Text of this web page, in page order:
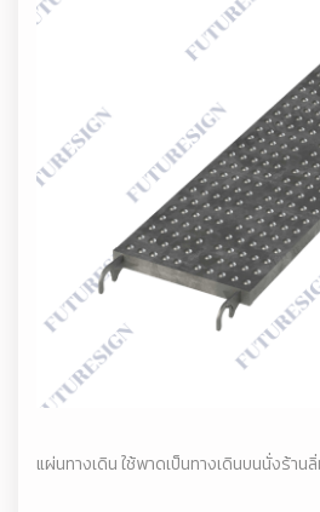
แผ่นทางเดิน ใช้พาดเป็นทางเดินบนนั่งร้าน